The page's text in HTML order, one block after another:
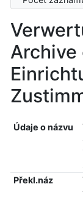
Údaje o názvu
Překl.náz